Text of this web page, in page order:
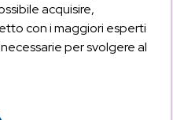
acquisire,
con i maggiori esperti
per svolgere al